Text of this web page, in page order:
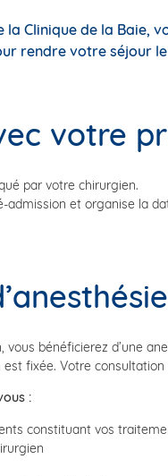
Clinique de la Baie,
rendre votre séjour
votre
par votre chirurgien.
et organise la
vous bénéficierez d’une
est fixée. Votre
:
constituant vos